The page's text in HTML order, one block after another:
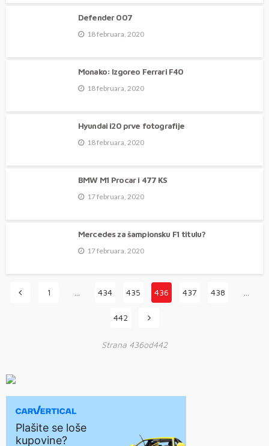
Defender 007
18 februara, 2020
Monako: Izgoreo Ferrari F40
18 februara, 2020
Hyundai i20 prve fotografije
18 februara, 2020
BMW M1 Procar i 477 KS
17 februara, 2020
Mercedes za šampionsku F1 titulu?
17 februara, 2020
1 … 434 435 436 437 438 …
442
Strana 436od442